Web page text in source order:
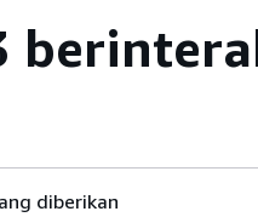
diberikan